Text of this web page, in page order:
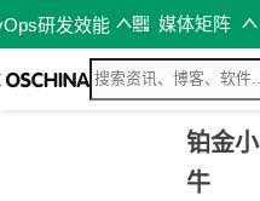
研发效能 媒体矩阵
铂金小
牛